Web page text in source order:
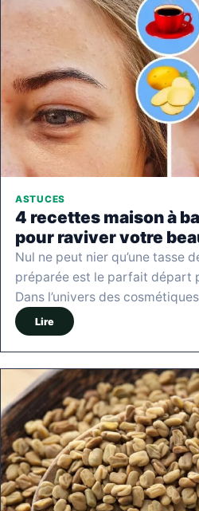
ASTUCES
4 recettes maison à
pour raviver votre
Nul ne peut nier qu’une tasse
préparée est le parfait départ
Dans l’univers des
Lire